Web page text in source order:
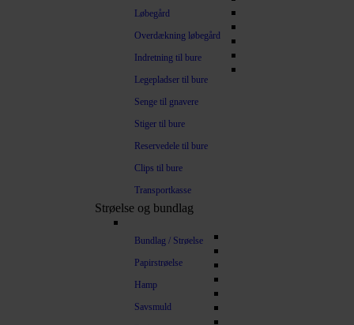
Løbegård
Overdækning løbegård
Indretning til bure
Legepladser til bure
Senge til gnavere
Stiger til bure
Reservedele til bure
Clips til bure
Transportkasse
Strøelse og bundlag
Bundlag / Strøelse
Papirstrøelse
Hamp
Savsmuld